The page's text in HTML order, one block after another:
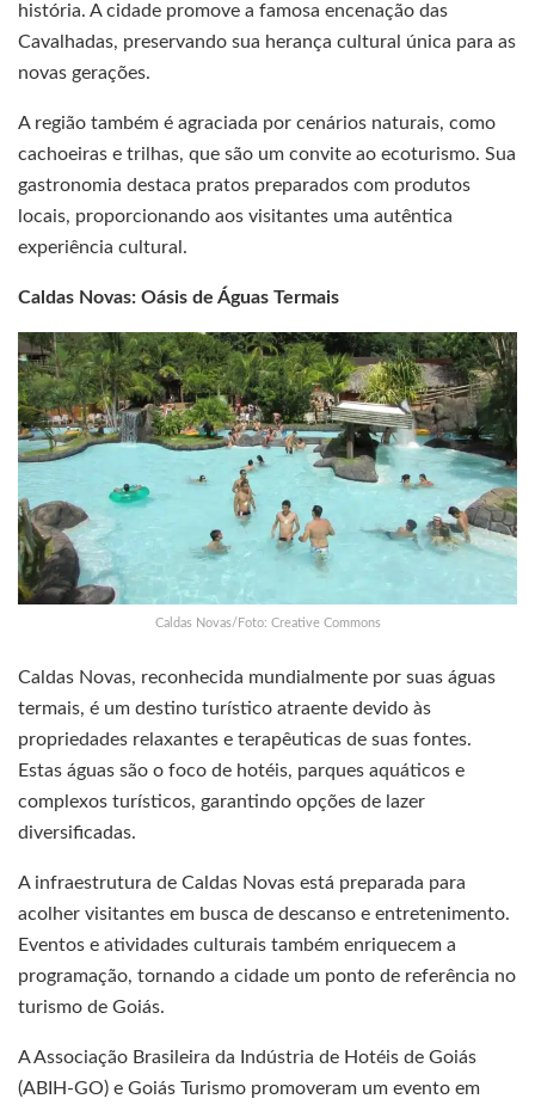
história. A cidade promove a famosa encenação das
Cavalhadas, preservando sua herança cultural única para as
novas gerações.
A região também é agraciada por cenários naturais, como
cachoeiras e trilhas, que são um convite ao ecoturismo. Sua
gastronomia destaca pratos preparados com produtos
locais, proporcionando aos visitantes uma autêntica
experiência cultural.
Caldas Novas: Oásis de Águas Termais
Caldas Novas/Foto: Creative Commons
Caldas Novas, reconhecida mundialmente por suas águas
termais, é um destino turístico atraente devido às
propriedades relaxantes e terapêuticas de suas fontes.
Estas águas são o foco de hotéis, parques aquáticos e
complexos turísticos, garantindo opções de lazer
diversificadas.
A infraestrutura de Caldas Novas está preparada para
acolher visitantes em busca de descanso e entretenimento.
Eventos e atividades culturais também enriquecem a
programação, tornando a cidade um ponto de referência no
turismo de Goiás.
A Associação Brasileira da Indústria de Hotéis de Goiás
(ABIH-GO) e Goiás Turismo promoveram um evento em